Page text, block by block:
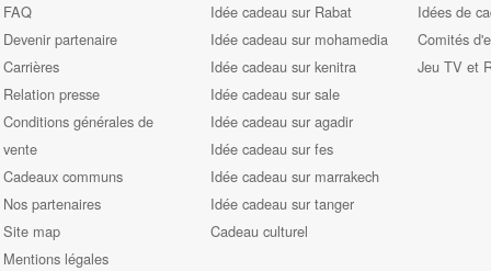
FAQ
Devenir partenaire
Carrières
Relation presse
Conditions générales de
vente
Cadeaux communs
Nos partenaires
Site map
Mentions légales
Idée cadeau sur Rabat
Idée cadeau sur mohamedia
Idée cadeau sur kenitra
Idée cadeau sur sale
Idée cadeau sur agadir
Idée cadeau sur fes
Idée cadeau sur marrakech
Idée cadeau sur tanger
Cadeau culturel
Idées de
Comités
Jeu TV et